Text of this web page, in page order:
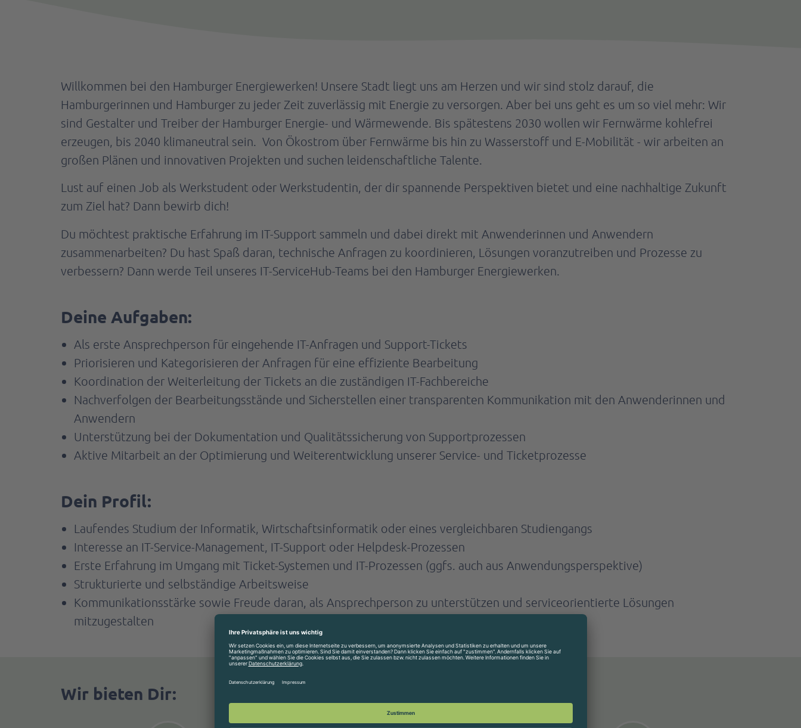
Willkommen bei den Hamburger Energiewerken! Unsere Stadt liegt uns am Herzen und wir sind stolz darauf, die
Hamburgerinnen und Hamburger zu jeder Zeit zuverlässig mit Energie zu versorgen. Aber bei uns geht es um so viel mehr: Wir
sind Gestalter und Treiber der Hamburger Energie- und Wärmewende. Bis spätestens 2030 wollen wir Fernwärme kohlefrei
erzeugen, bis 2040 klimaneutral sein. Von Ökostrom über Fernwärme bis hin zu Wasserstoff und E-Mobilität - wir arbeiten an
großen Plänen und innovativen Projekten und suchen leidenschaftliche Talente.
Lust auf einen Job als Werkstudent oder Werkstudentin, der dir spannende Perspektiven bietet und eine nachhaltige Zukunft
zum Ziel hat? Dann bewirb dich!
Du möchtest praktische Erfahrung im IT-Support sammeln und dabei direkt mit Anwenderinnen und Anwendern
zusammenarbeiten? Du hast Spaß daran, technische Anfragen zu koordinieren, Lösungen voranzutreiben und Prozesse zu
verbessern? Dann werde Teil unseres IT-ServiceHub-Teams bei den Hamburger Energiewerken.
Deine Aufgaben:
Als erste Ansprechperson für eingehende IT-Anfragen und Support-Tickets
Priorisieren und Kategorisieren der Anfragen für eine effiziente Bearbeitung
Koordination der Weiterleitung der Tickets an die zuständigen IT-Fachbereiche
Nachverfolgen der Bearbeitungsstände und Sicherstellen einer transparenten Kommunikation mit den Anwenderinnen und
Anwendern
Unterstützung bei der Dokumentation und Qualitätssicherung von Supportprozessen
Aktive Mitarbeit an der Optimierung und Weiterentwicklung unserer Service- und Ticketprozesse
Dein Profil:
Laufendes Studium der Informatik, Wirtschaftsinformatik oder eines vergleichbaren Studiengangs
Interesse an IT-Service-Management, IT-Support oder Helpdesk-Prozessen
Erste Erfahrung im Umgang mit Ticket-Systemen und IT-Prozessen (ggfs. auch aus Anwendungsperspektive)
Strukturierte und selbständige Arbeitsweise
Kommunikationsstärke sowie Freude daran, als Ansprechperson zu unterstützen und serviceorientierte Lösungen
mitzugestalten
Wir bieten Dir: